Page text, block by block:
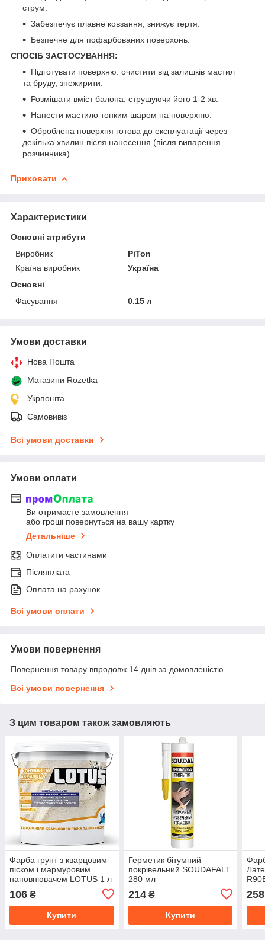
струм.
Забезпечує плавне ковзання, знижує тертя.
Безпечне для пофарбованих поверхонь.
СПОСІБ ЗАСТОСУВАННЯ:
Підготувати поверхню: очистити від залишків мастил
та бруду, знежирити.
Розмішати вміст балона, струшуючи його 1-2 хв.
Нанести мастило тонким шаром на поверхню.
Оброблена поверхня готова до експлуатації через
декілька хвилин після нанесення (після випарення
розчинника).
Приховати
Характеристики
Основні атрибути
Виробник
PiTon
Країна виробник
Україна
Основні
Фасування
0.15 л
Умови доставки
Нова Пошта
Магазини Rozetka
Укрпошта
Самовивіз
Всі умови доставки
Умови оплати
Ви отримаєте замовлення
або гроші повернуться на вашу картку
Детальніше
Оплатити частинами
Післяплата
Оплата на рахунок
Всі умови оплати
Умови повернення
Повернення товару впродовж 14 днів за домовленістю
Всі умови повернення
З цим товаром також замовляють
Фарба грунт з кварцовим
піском і мармуровим
наповнювачем LOTUS 1 л
106 ₴
Купити
Герметик бітумний
покрівельний SOUDAFALT
280 мл
214₴
Купити
258